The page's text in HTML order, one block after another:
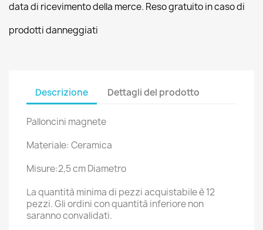
data di ricevimento della merce. Reso gratuito in caso di
prodotti danneggiati
Descrizione Dettagli del prodotto
Palloncini magnete
Materiale: Ceramica
Misure:2,5 cm Diametro
La quantità minima di pezzi acquistabile è 12
pezzi. Gli ordini con quantità inferiore non
saranno convalidati.